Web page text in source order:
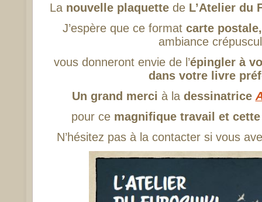
La nouvelle plaquettede L’Atelier du
J’espère que ce format carte
ambiance
vous donneront envie de l’épingler à
dans votre livre
Un grand merci à la dessinatrice
pour ce magnifique travail et
N’hésitez pas à la contacter si vous